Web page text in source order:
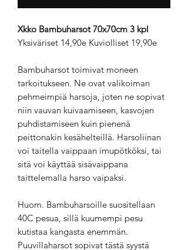
Xkko Bambuharsot 70x70cm 3 kpl
Yksiväriset 14,90e Kuviolliset 19,90e
Bambuharsot toimivat moneen
tarkoitukseen. Ne ovat valikoiman
pehmeimpiä harsoja, joten ne sopivat
niin vauvan kuivaamiseen, kasvojen
puhdistamiseen kuin pienenä
peittonakin kesähelteillä. Harsoliinan
voi taitella vaippaan imupötköksi, tai
sitä voi käyttää sisävaippana
taittelemalla harso vaipaksi.
Huom. Bambuharsoille suositellaan
40C pesua, sillä kuumempi pesu
kutistaa kangasta enemmän.
Puuvillaharsot sopivat tästä syystä